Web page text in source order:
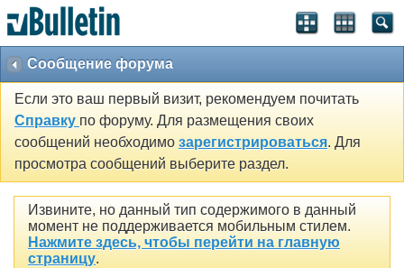
Сообщение форума
Если это ваш первый визит, рекомендуем почитать
Справку по форуму. Для размещения своих
сообщений необходимо зарегистрироваться. Для
просмотра сообщений выберите раздел.
Извините, но данный тип содержимого в данный
момент не поддерживается мобильным стилем.
Нажмите здесь, чтобы перейти на главную
страницу.